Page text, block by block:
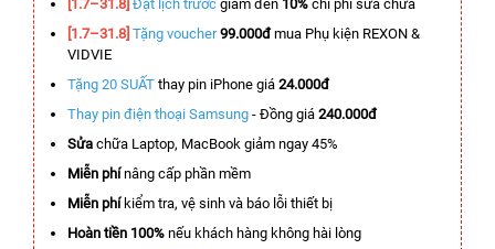
[1.7–31.8] Đặt lịch trước giảm đến 10% chi phí sửa chữa
[1.7–31.8] Tặng voucher 99.000đmua Phụ kiện REXON &
VIDVIE
Tặng 20 SUẤT thay pin iPhone giá 24.000đ
Thay pin điện thoại Samsung - Đồng giá 240.000đ
Sửa chữa Laptop, MacBook giảm ngay 45%
Miễn phínâng cấp phần mềm
Miễn phíkiểm tra, vệ sinh và báo lỗi thiết bị
Hoàn tiền 100% nếu khách hàng không hài lòng